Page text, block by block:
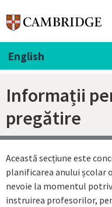
English
Informații
pregătire
Această secțiune este
planificarea anului școlar
nevoie la momentul
instruirea profesorilor,